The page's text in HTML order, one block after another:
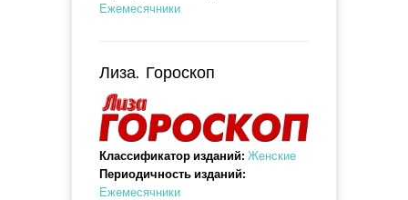
Ежемесячники
Лиза. Гороскоп
Классификатор изданий: Женские
Периодичность изданий:
Ежемесячники